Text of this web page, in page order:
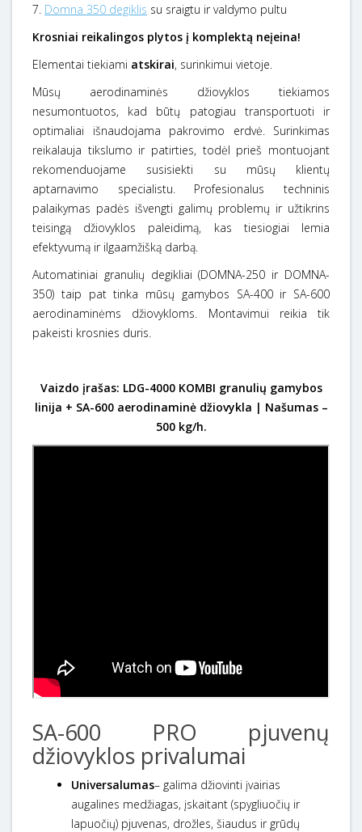
7. Domna 350 degiklis su sraigtu ir valdymo pultu
Krosniai reikalingos plytos į komplektą neįeina!
Elementai tiekiami atskirai, surinkimui vietoje.
Mūsų aerodinaminės džiovyklos tiekiamos
nesumontuotos, kad būtų patogiau transportuoti ir
optimaliai išnaudojama pakrovimo erdvė. Surinkimas
reikalauja tikslumo ir patirties, todėl prieš montuojant
rekomenduojame susisiekti su mūsų klientų
aptarnavimo specialistu. Profesionalus techninis
palaikymas padės išvengti galimų problemų ir užtikrins
teisingą džiovyklos paleidimą, kas tiesiogiai lemia
efektyvumą ir ilgaamžišką darbą.
Automatiniai granulių degikliai (DOMNA-250 ir DOMNA-
350) taip pat tinka mūsų gamybos SA-400 ir SA-600
aerodinaminėms džiovykloms. Montavimui reikia tik
pakeisti krosnies duris.
Vaizdo įrašas: LDG-4000 KOMBI granulių gamybos
linija + SA-600 aerodinaminė džiovykla | Našumas –
500 kg/h.
SA-600 PRO pjuvenų
džiovyklos privalumai
Universalumas– galima džiovinti įvairias
augalines medžiagas, įskaitant (spygliuočių ir
lapuočių) pjuvenas, drožles, šiaudus ir grūdų